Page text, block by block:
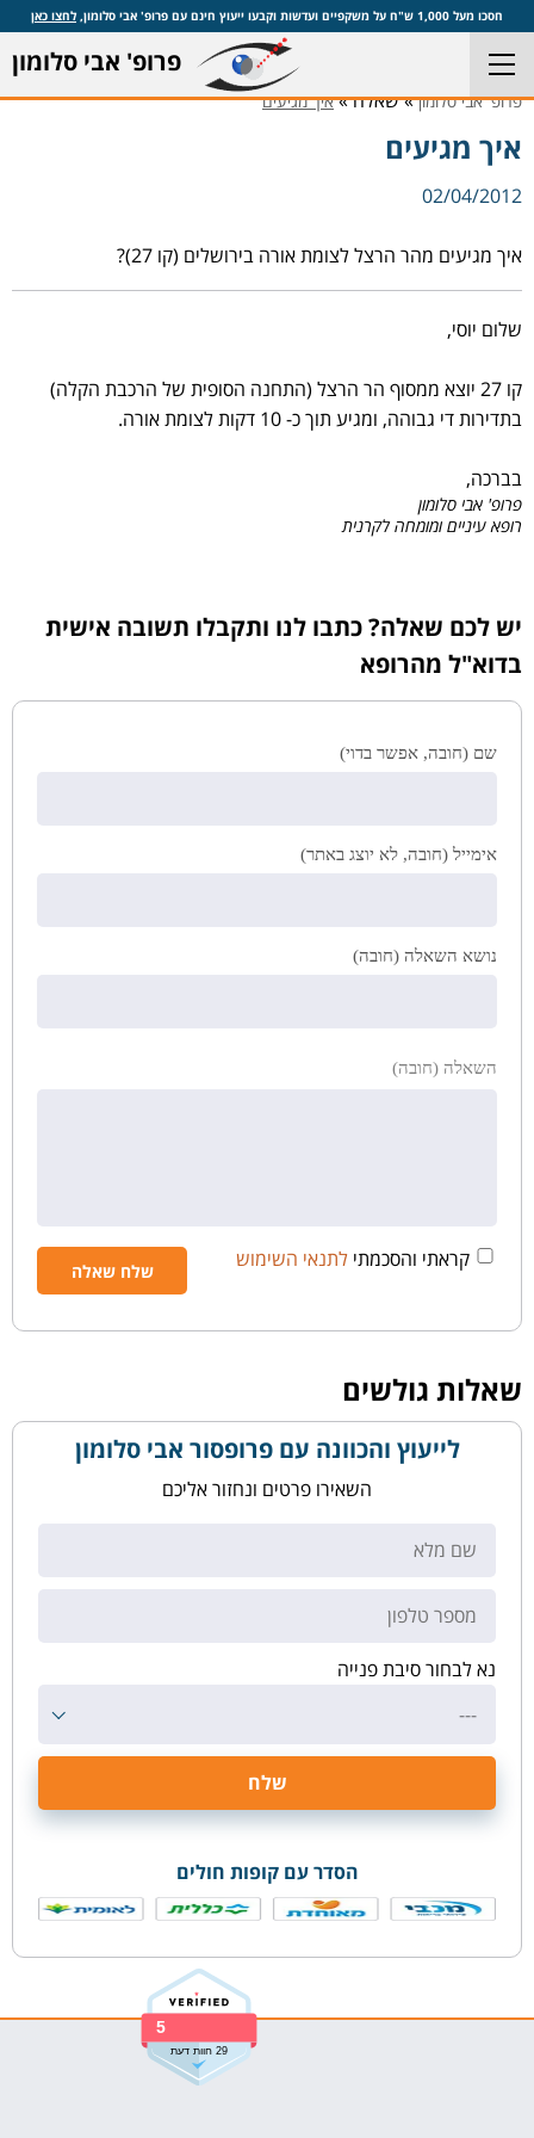
חסכו מעל 1,000 ש"ח על משקפיים ועדשות וקבעו ייעוץ חינם עם פרופ' אבי סלומון, לחצו כאן
פרופ' אבי סלומון
פרופ' אבי סלומון» שאלה »איך מגיעים
איך מגיעים
02/04/2012
איך מגיעים מהר הרצל לצומת אורה בירושלים (קו 27)?
שלום יוסי,
קו 27 יוצא ממסוף הר הרצל (התחנה הסופית של הרכבת הקלה)
בתדירות די גבוהה, ומגיע תוך כ- 10 דקות לצומת אורה.
בברכה,
פרופ' אבי סלומון
רופא עיניים ומומחה לקרנית
יש לכם שאלה? כתבו לנו ותקבלו תשובה אישית
בדוא"ל מהרופא
שם (חובה, אפשר בדוי)
אימייל (חובה, לא יוצג באתר)
נושא השאלה (חובה)
השאלה (חובה)
קראתי והסכמתי לתנאי השימוש
שאלות גולשים
לייעוץ והכוונה עם פרופסור אבי סלומון
השאירו פרטים ונחזור אליכם
נא לבחור סיבת פנייה
---
הסדר עם קופות חולים
5
29 חוות דעת